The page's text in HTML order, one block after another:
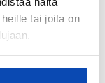
tai joita on